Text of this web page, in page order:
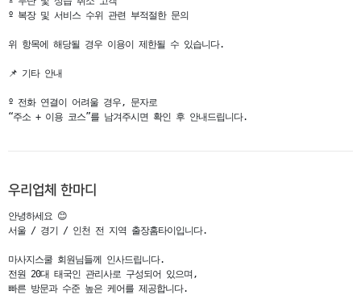
º 복장 및 서비스 수위 관련 부적절한 문의
위 항목에 해당될 경우 이용이 제한될 수 있습니다.
📌 기타 안내
º 전화 연결이 어려울 경우, 문자로
“주소 + 이용 코스”를 남겨주시면 확인 후 안내드립니다.
우리업체 한마디
안녕하세요 😊
서울 / 경기 / 인천 전 지역 출장홈타이입니다.
마사지스쿨 회원님들께 인사드립니다.
전원 20대 태국인 관리사로 구성되어 있으며,
빠른 방문과 수준 높은 케어를 제공합니다.